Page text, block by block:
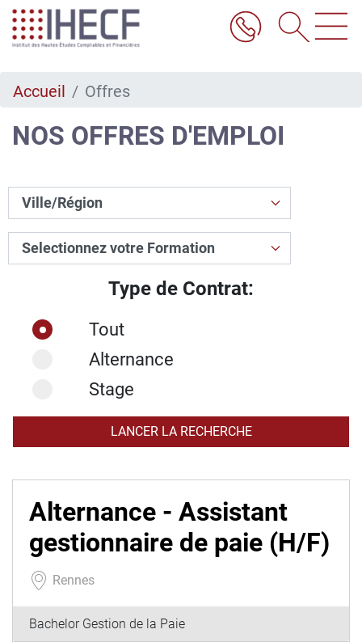
Aller
au
contenu
Accueil Offres
NOS OFFRES D'EMPLOI
Type de Contrat:
Tout
Alternance
Stage
Alternance - Assistant
gestionnaire de paie (H/F)
Rennes
Bachelor Gestion de la Paie